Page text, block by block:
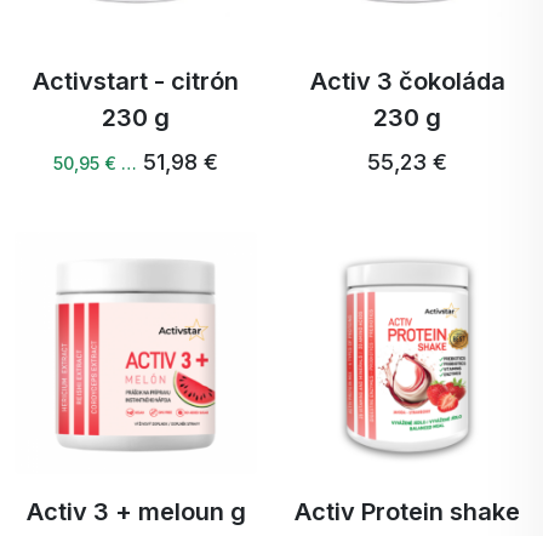
Activstart - citrón
230 g
50,95 € … 51,98 €
Activ 3 čokoláda
230 g
55,23 €
Activ 3 + meloun g
Activ Protein shake